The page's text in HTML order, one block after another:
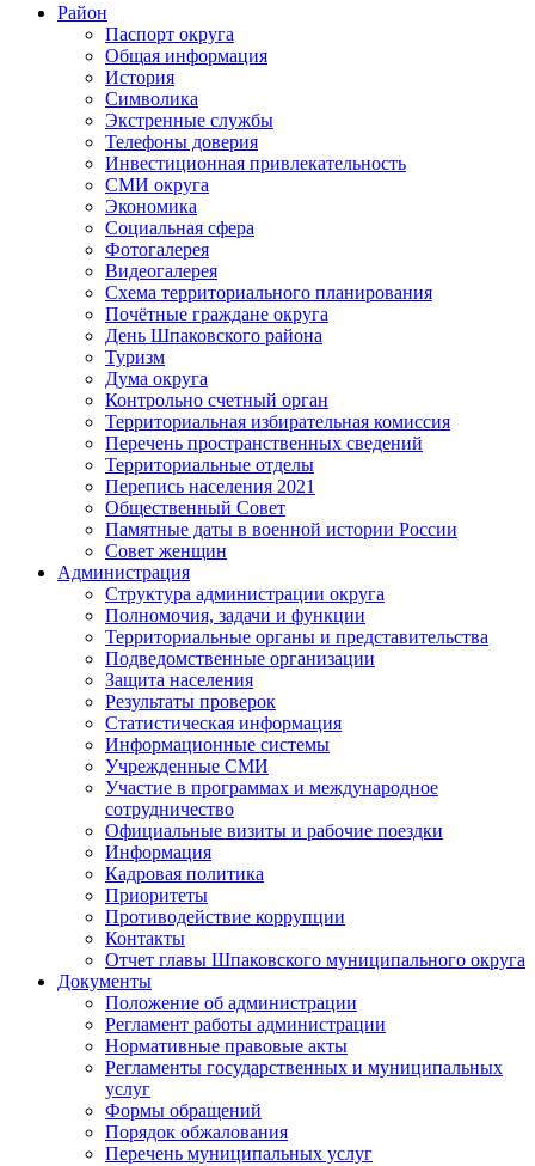
Район
Паспорт округа
Общая информация
История
Символика
Экстренные службы
Телефоны доверия
Инвестиционная привлекательность
СМИ округа
Экономика
Социальная сфера
Фотогалерея
Видеогалерея
Схема территориального планирования
Почётные граждане округа
День Шпаковского района
Туризм
Дума округа
Контрольно счетный орган
Территориальная избирательная комиссия
Перечень пространственных сведений
Территориальные отделы
Перепись населения 2021
Общественный Совет
Памятные даты в военной истории России
Совет женщин
Администрация
Структура администрации округа
Полномочия, задачи и функции
Территориальные органы и представительства
Подведомственные организации
Защита населения
Результаты проверок
Статистическая информация
Информационные системы
Учрежденные СМИ
Участие в программах и международное
сотрудничество
Официальные визиты и рабочие поездки
Информация
Кадровая политика
Приоритеты
Противодействие коррупции
Контакты
Отчет главы Шпаковского муниципального округа
Документы
Положение об администрации
Регламент работы администрации
Нормативные правовые акты
Регламенты государственных и муниципальных
услуг
Формы обращений
Порядок обжалования
Перечень муниципальных услуг